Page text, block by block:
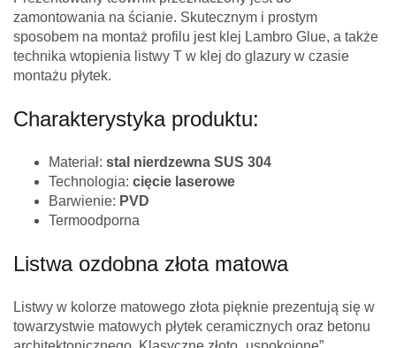
zamontowania na ścianie. Skutecznym i prostym
sposobem na montaż profilu jest klej Lambro Glue, a także
technika wtopienia listwy T w klej do glazury w czasie
montażu płytek.
Charakterystyka produktu:
Materiał: stal nierdzewna SUS 304
Technologia: cięcie laserowe
Barwienie: PVD
Termoodporna
Listwa ozdobna złota matowa
Listwy w kolorze matowego złota pięknie prezentują się w
towarzystwie matowych płytek ceramicznych oraz betonu